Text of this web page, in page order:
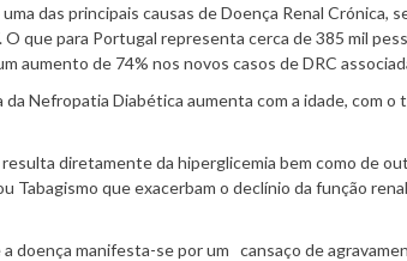
das principais causas de Doença Renal Crónica,
O que para Portugal representa cerca de 385 mil
aumento de 74% nos novos casos de DRC
da Nefropatia Diabética aumenta com a idade, com
diretamente da hiperglicemia bem como de
Tabagismo que exacerbam o declínio da função
doença manifesta-se por um cansaço de